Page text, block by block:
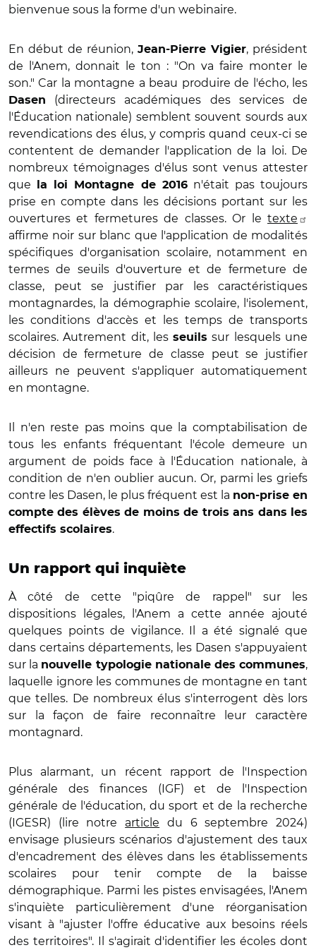
bienvenue sous la forme d'un webinaire.
En début de réunion, Jean-Pierre Vigier, président
de l'Anem, donnait le ton : "On va faire monter le
son." Car la montagne a beau produire de l'écho, les
Dasen
(directeurs académiques des services de
l'Éducation nationale) semblent souvent sourds aux
revendications des élus, y compris quand ceux-ci se
contentent de demander l'application de la loi. De
nombreux témoignages d'élus sont venus attester
que
la loi Montagne de 2016n'était pas toujours
prise en compte dans les décisions portant sur les
ouvertures et fermetures de classes. Or le texte
affirme noir sur blanc que l'application de modalités
spécifiques d'organisation scolaire, notamment en
termes de seuils d'ouverture et de fermeture de
classe, peut se justifier par les caractéristiques
montagnardes, la démographie scolaire, l'isolement,
les conditions d'accès et les temps de transports
scolaires. Autrement dit, lesseuils sur lesquels une
décision de fermeture de classe peut se justifier
ailleurs ne peuvent s'appliquer automatiquement
en montagne.
Il n'en reste pas moins que la comptabilisation de
tous les enfants fréquentant l'école demeure un
argument de poids face à l'Éducation nationale, à
condition de n'en oublier aucun. Or, parmi les griefs
contre les Dasen, le plus fréquent est la non-prise en
compte des élèves de moins de trois ans dans les
effectifs scolaires.
Un rapport qui inquiète
À côté de cette "piqûre de rappel" sur les
dispositions légales, l'Anem a cette année ajouté
quelques points de vigilance. Il a été signalé que
dans certains départements, les Dasen s'appuyaient
sur la nouvelle typologie nationale des communes,
laquelle ignore les communes de montagne en tant
que telles. De nombreux élus s'interrogent dès lors
sur la façon de faire reconnaître leur caractère
montagnard.
Plus alarmant, un récent rapport de l'Inspection
générale des finances (IGF) et de l'Inspection
générale de l'éducation, du sport et de la recherche
(IGESR) (lire notre article du 6 septembre 2024)
envisage plusieurs scénarios d'ajustement des taux
d'encadrement des élèves dans les établissements
scolaires pour tenir compte de la baisse
démographique. Parmi les pistes envisagées, l'Anem
s'inquiète particulièrement d'une réorganisation
visant à "ajuster l'offre éducative aux besoins réels
des territoires". Il s'agirait d'identifier les écoles dont